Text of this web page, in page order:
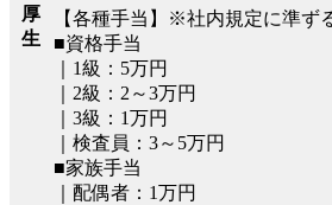
厚
生
【各種手当】※社内規定に準ず
■資格手当
｜1級：5万円
｜2級：2～3万円
｜3級：1万円
｜検査員：3～5万円
■家族手当
｜配偶者：1万円